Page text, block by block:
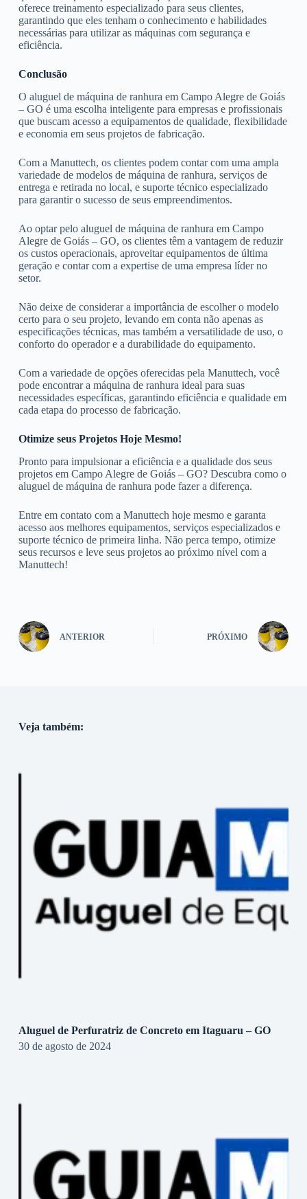
oferece treinamento especializado para seus clientes,
garantindo que eles tenham o conhecimento e habilidades
necessárias para utilizar as máquinas com segurança e
eficiência.
Conclusão
O aluguel de máquina de ranhura em Campo Alegre de Goiás
– GO é uma escolha inteligente para empresas e profissionais
que buscam acesso a equipamentos de qualidade, flexibilidade
e economia em seus projetos de fabricação.
Com a Manuttech, os clientes podem contar com uma ampla
variedade de modelos de máquina de ranhura, serviços de
entrega e retirada no local, e suporte técnico especializado
para garantir o sucesso de seus empreendimentos.
Ao optar pelo aluguel de máquina de ranhura em Campo
Alegre de Goiás – GO, os clientes têm a vantagem de reduzir
os custos operacionais, aproveitar equipamentos de última
geração e contar com a expertise de uma empresa líder no
setor.
Não deixe de considerar a importância de escolher o modelo
certo para o seu projeto, levando em conta não apenas as
especificações técnicas, mas também a versatilidade de uso, o
conforto do operador e a durabilidade do equipamento.
Com a variedade de opções oferecidas pela Manuttech, você
pode encontrar a máquina de ranhura ideal para suas
necessidades específicas, garantindo eficiência e qualidade em
cada etapa do processo de fabricação.
Otimize seus Projetos Hoje Mesmo!
Pronto para impulsionar a eficiência e a qualidade dos seus
projetos em Campo Alegre de Goiás – GO? Descubra como o
aluguel de máquina de ranhura pode fazer a diferença.
Entre em contato com a Manuttech hoje mesmo e garanta
acesso aos melhores equipamentos, serviços especializados e
suporte técnico de primeira linha. Não perca tempo, otimize
seus recursos e leve seus projetos ao próximo nível com a
Manuttech!
ANTERIOR PRÓXIMO
Veja também:
Aluguel de Perfuratriz de Concreto em Itaguaru – GO
30 de agosto de 2024